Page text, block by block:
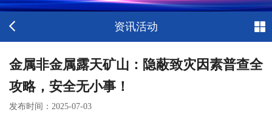
资讯活动
金属非金属露天矿山：隐蔽致灾因素普查全
攻略，安全无小事！
发布时间： 2025-07-03